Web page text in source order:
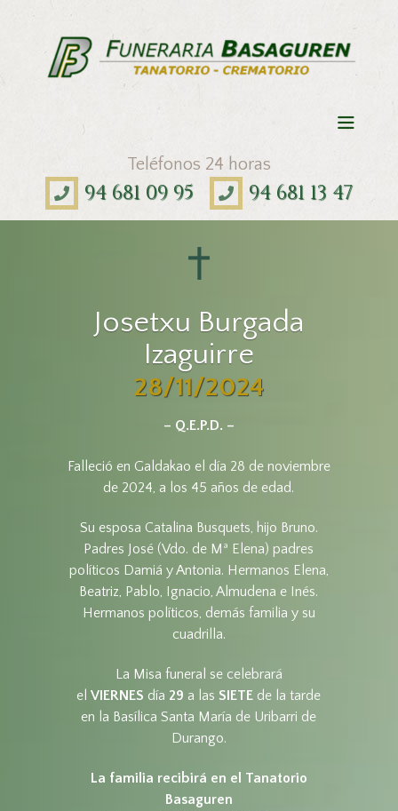
Teléfonos 24 horas
94 681 09 95 94 681 13 47
Josetxu Burgada
Izaguirre
28/11/2024
– Q.E.P.D. –
Falleció en Galdakao el día 28 de noviembre
de 2024, a los 45 años de edad.
Su esposa Catalina Busquets, hijo Bruno.
Padres José (Vdo. de Mª Elena) padres
políticos Damiá y Antonia. Hermanos Elena,
Beatriz, Pablo, Ignacio, Almudena e Inés.
Hermanos políticos, demás familia y su
cuadrilla.
La Misa funeral se celebrará
elVIERNES día 29 a las SIETE de la tarde
en la Basílica Santa María de Uribarri de
Durango.
La familia recibirá en el Tanatorio
Basaguren